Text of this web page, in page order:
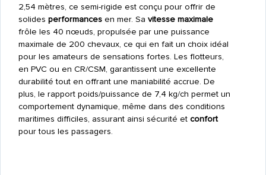
2,54 mètres, ce semi-rigide est conçu pour offrir de
solides performancesen mer. Sa vitesse maximale
frôle les 40 nœuds, propulsée par une puissance
maximale de 200 chevaux, ce qui en fait un choix idéal
pour les amateurs de sensations fortes. Les flotteurs,
en PVC ou en CR/CSM, garantissent une excellente
durabilité tout en offrant une maniabilité accrue. De
plus, le rapport poids/puissance de 7,4 kg/ch permet un
comportement dynamique, même dans des conditions
maritimes difficiles, assurant ainsi sécurité et confort
pour tous les passagers.